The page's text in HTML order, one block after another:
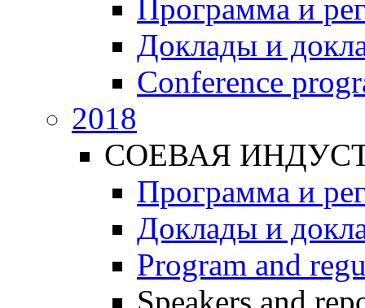
Программа и
Доклады и
Conference
2018
СОЕВАЯ
Программа и
Доклады и
Program and
Speakers and